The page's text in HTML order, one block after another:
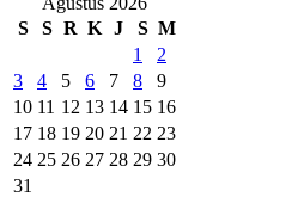
S
S R K J S M
1
2
3
4 5 6 7 8
9
10 11 12 13 14 15 16
17 18 19 20 21 22 23
24 25 26 27 28 29 30
31